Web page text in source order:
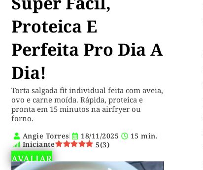
Proteica E
Perfeita Pro Dia A
Dia!
Torta salgada fit individual feita com aveia,
ovo e carne moída. Rápida, proteica e
pronta em 15 minutos na airfryer ou
forno.
Angie Torres 18/11/2025
15 min.
Iniciante
5(3)
AVALIAR